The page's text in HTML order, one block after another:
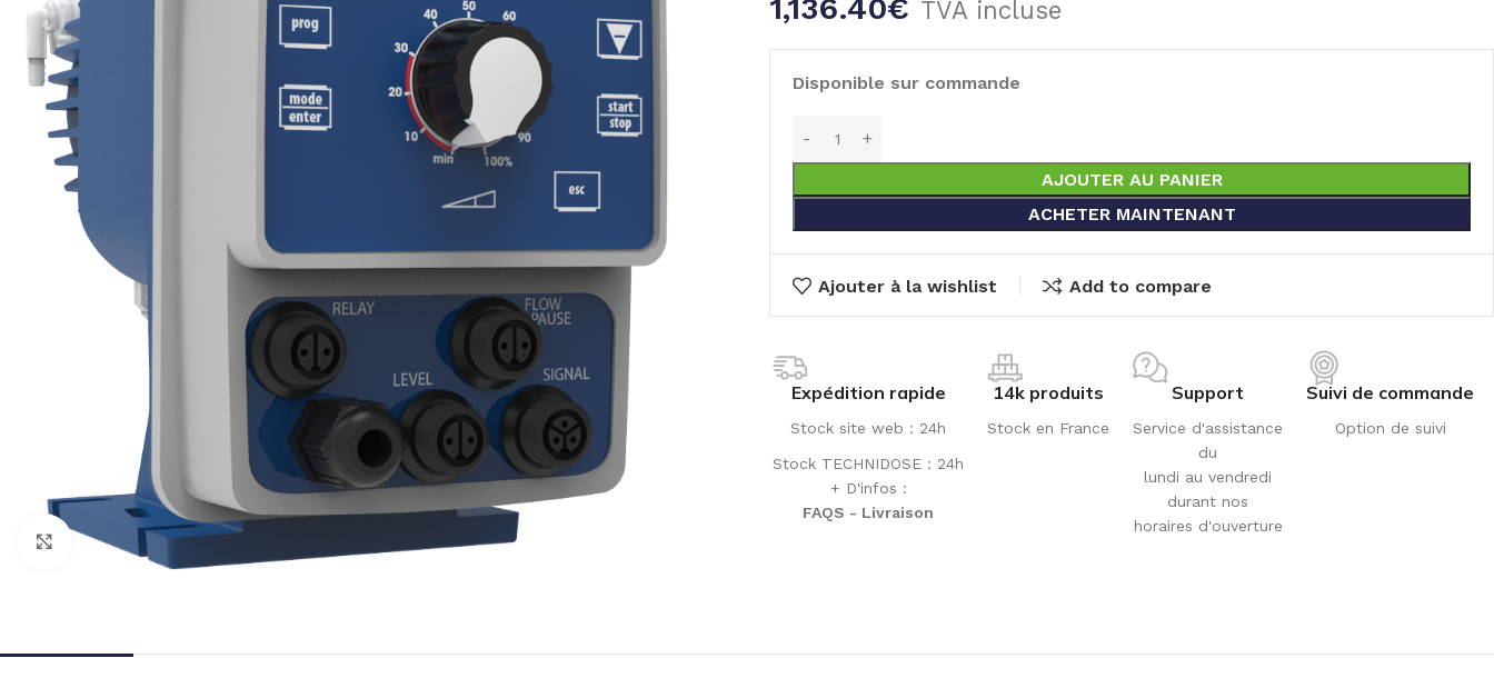
Click to enlarge
1,136.40€ TVA incluse
Disponible sur commande
AJOUTER AU PANIER
ACHETER MAINTENANT
Ajouter à la wishlist Add to compare
Expédition rapide
Stock site web : 24h
Stock TECHNIDOSE : 24h
+ D'infos :
FAQS - Livraison
14k produits
Stock en France
Support
Service d'assistance
du
lundi au vendredi
durant nos
horaires d'ouverture
Suivi de commande
Option de suivi